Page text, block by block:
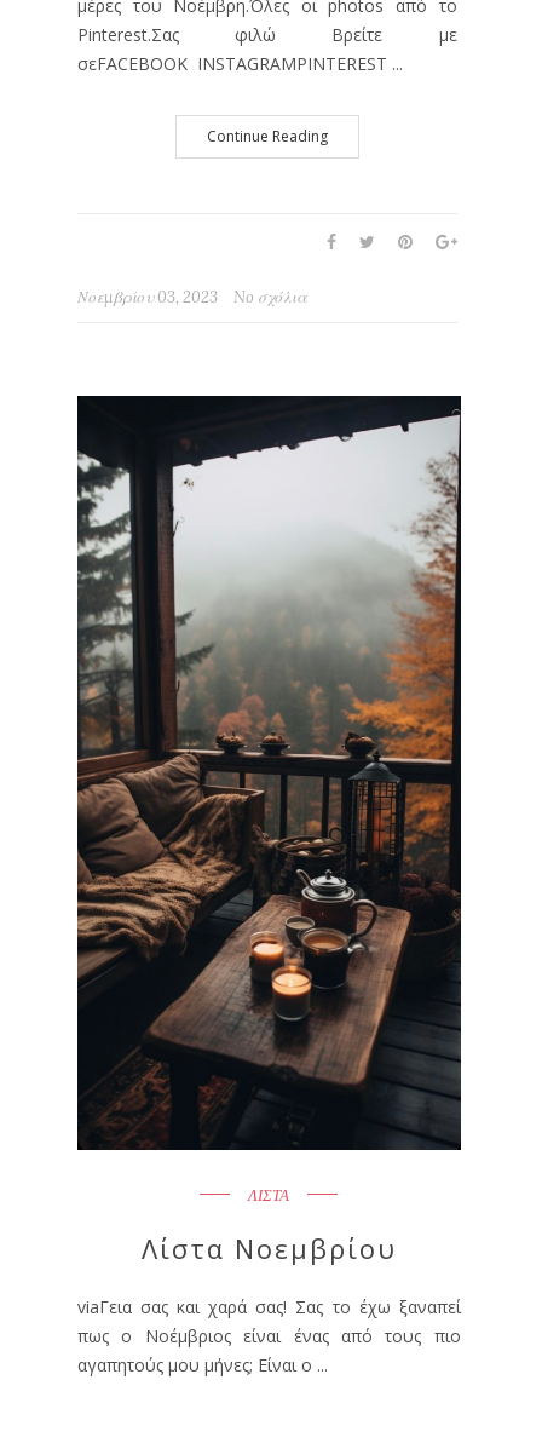
μέρες του Νοέμβρη.Όλες οι photos από το
Pinterest.Σας φιλώ Βρείτε με
σεFACEBOOK INSTAGRAMPINTEREST ...
Continue Reading
Νοεμβρίου 03, 2023 No σχόλια
ΛΙΣΤΑ
Λίστα Νοεμβρίου
viaΓεια σας και χαρά σας! Σας το έχω ξαναπεί
πως ο Νοέμβριος είναι ένας από τους πιο
αγαπητούς μου μήνες; Είναι ο ...